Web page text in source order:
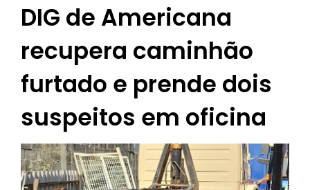
DIG de Americana
recupera caminhão
furtado e prende dois
suspeitos em oficina